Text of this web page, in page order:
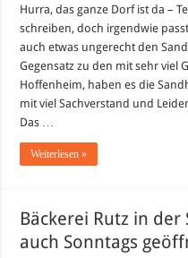
Hurra, das ganze Dorf ist da –
schreiben, doch irgendwie
auch etwas ungerecht den
Gegensatz zu den mit sehr viel
Hoffenheim, haben es die
mit viel Sachverstand und
Das …
Weiterlesen »
Bäckerei Rutz in
auch Sonntags